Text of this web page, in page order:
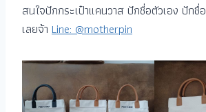
สนใจปักกระเป๋าแคนวาส ปักชื่อตัวเอง ปัก
เลยจ้า Line: @motherpin